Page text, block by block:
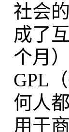
社会
成了
个月
GPL
何人
用于